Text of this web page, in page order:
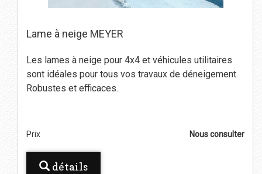
Lame à neige MEYER
Les lames à neige pour 4x4 et véhicules utilitaires
sont idéales pour tous vos travaux de déneigement.
Robustes et efficaces.
Prix Nous consulter
détails